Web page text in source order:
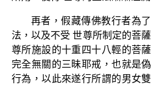
再者，假藏傳佛教行者為
法，以及不受 世尊所制定的菩
尊所施設的十重四十八輕的菩
完全無關的三昧耶戒，也就是
行為，以此來遂行所謂的男女